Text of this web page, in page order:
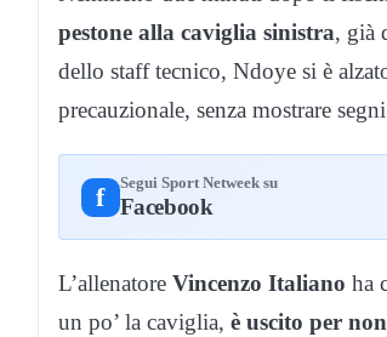
pestone alla caviglia sinistra, già
dello staff tecnico, Ndoye si è
precauzionale, senza mostrare
f Segui Sport Netweek su
Facebook
L’allenatore Vincenzo Italiano ha
un po’ la caviglia, è uscito per